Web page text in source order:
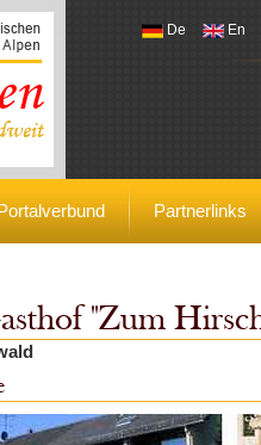
De En
Partnerlinks
"Zum